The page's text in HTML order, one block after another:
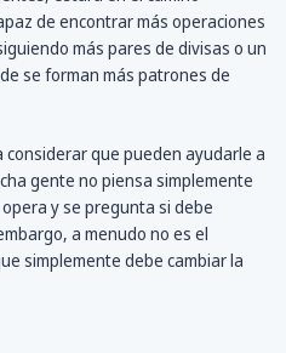
de encontrar más operaciones
más pares de divisas o un
se forman más patrones de
considerar que pueden ayudarle a
gente no piensa simplemente
y se pregunta si debe
a menudo no es el
simplemente debe cambiar la